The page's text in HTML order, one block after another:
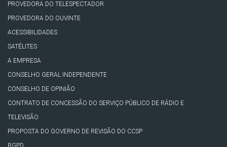
PROVEDORA DO TELESPECTADOR
PROVEDORA DO OUVINTE
ACESSIBILIDADES
SATÉLITES
A EMPRESA
CONSELHO GERAL INDEPENDENTE
CONSELHO DE OPINIÃO
CONTRATO DE CONCESSÃO DO SERVIÇO PÚBLICO DE RÁDIO E
TELEVISÃO
PROPOSTA DO GOVERNO DE REVISÃO DO CCSP
RGPD